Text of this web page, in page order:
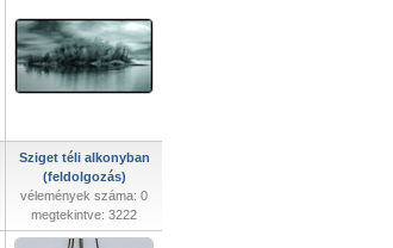
Sziget téli alkonyban
(feldolgozás)
vélemények száma: 0
megtekintve: 3222